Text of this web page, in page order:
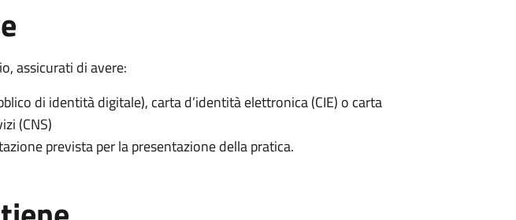
assicurati di avere:
di identità digitale), carta d’identità elettronica (CIE) o carta
(CNS)
prevista per la presentazione della pratica.